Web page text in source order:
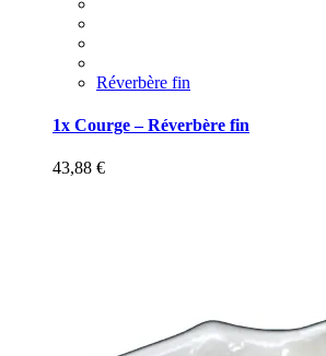
Réverbère fin
1x Courge – Réverbère fin
43,88 €